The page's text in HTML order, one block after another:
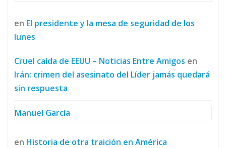
en El presidente y la mesa de seguridad de los
lunes
Cruel caída de EEUU – Noticias Entre Amigos en
Irán: crimen del asesinato del Líder jamás quedará
sin respuesta
Manuel García
en Historia de otra traición en América